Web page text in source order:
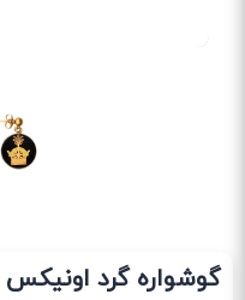
گوشواره گرد اونیکس